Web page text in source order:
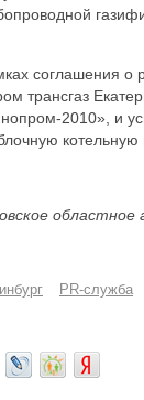
соглашения о
трансгаз
2010», и
PR-служба